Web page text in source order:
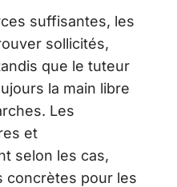
suffisantes, les
sollicités,
que le tuteur
la main libre
Les
et
selon les cas,
concrètes pour les